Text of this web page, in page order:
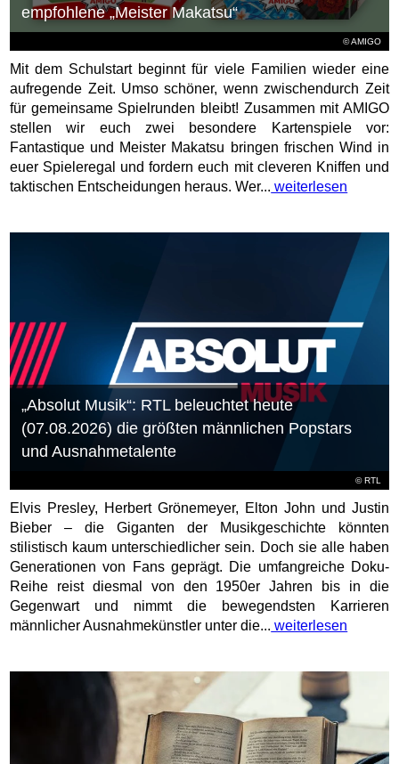
© AMIGO
empfohlene „Meister Makatsu“
Mit dem Schulstart beginnt für viele Familien wieder eine
aufregende Zeit. Umso schöner, wenn zwischendurch Zeit
für gemeinsame Spielrunden bleibt! Zusammen mit AMIGO
stellen wir euch zwei besondere Kartenspiele vor:
Fantastique und Meister Makatsu bringen frischen Wind in
euer Spieleregal und fordern euch mit cleveren Kniffen und
taktischen Entscheidungen heraus. Wer... weiterlesen
©RTL
„Absolut Musik“: RTL beleuchtet heute
(07.08.2026) die größten männlichen Popstars
und Ausnahmetalente
Elvis Presley, Herbert Grönemeyer, Elton John und Justin
Bieber – die Giganten der Musikgeschichte könnten
stilistisch kaum unterschiedlicher sein. Doch sie alle haben
Generationen von Fans geprägt. Die umfangreiche Doku-
Reihe reist diesmal von den 1950er Jahren bis in die
Gegenwart und nimmt die bewegendsten Karrieren
männlicher Ausnahmekünstler unter die... weiterlesen